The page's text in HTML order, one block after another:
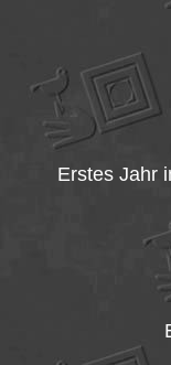
Erstes Jahr